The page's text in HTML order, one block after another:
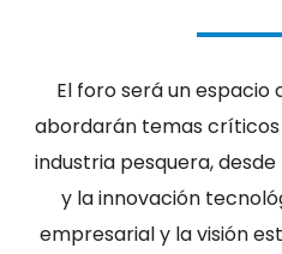
El foro será un
abordarán temas
industria pesquera,
y la innovación
empresarial y la visión